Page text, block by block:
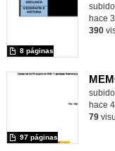
8 páginas
hace
390
97 páginas
hace
79